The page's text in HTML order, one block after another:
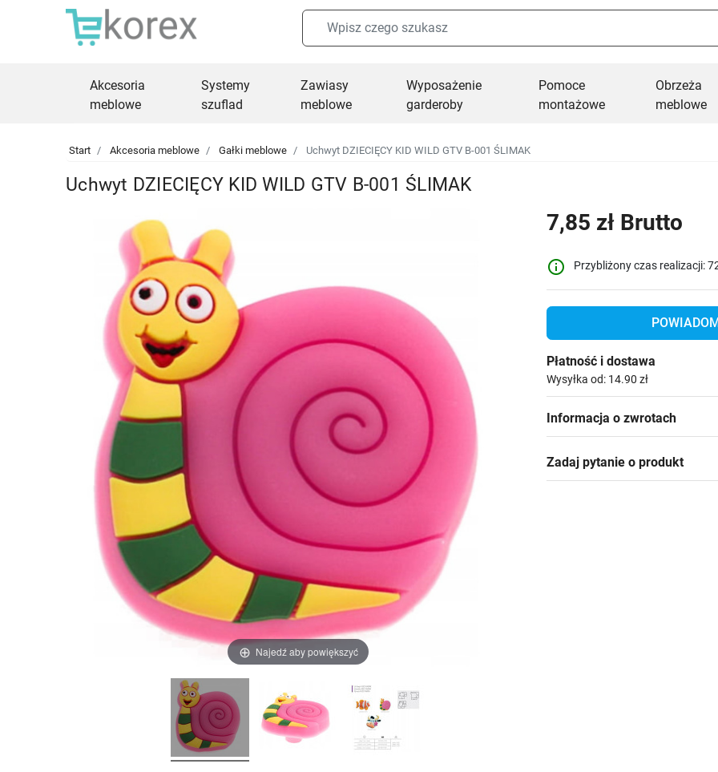
Akcesoria
meblowe
Systemy
szuflad
Zawiasy
meblowe
Wyposażenie
garderoby
Pomoce
montażowe
Obrzeża
meblowe
Start Akcesoria meblowe Gałki meblowe Uchwyt DZIECIĘCY KID WILD GTV B-001 ŚLIMAK
Uchwyt DZIECIĘCY KID WILD GTV B-001 ŚLIMAK
Najedź aby powiększyć
7,85 zł Brutto
info_outline Przybliżony czas realizacji:
Płatność i dostawa
Wysyłka od: 14.90 zł
Informacja o zwrotach
Zadaj pytanie o produkt